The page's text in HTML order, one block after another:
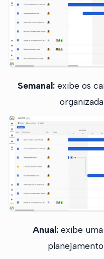
Semanal: exibe os
Anual:exibe uma